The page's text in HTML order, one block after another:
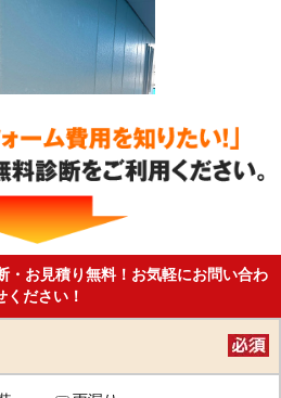
お見積り無料！お気軽にお問い合わ
ください！